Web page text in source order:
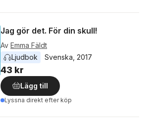
Jag gör det. För din skull!
Av Emma Fäldt
Ljudbok
Svenska 2017
43 kr
Lägg till
Lyssna direkt efter köp